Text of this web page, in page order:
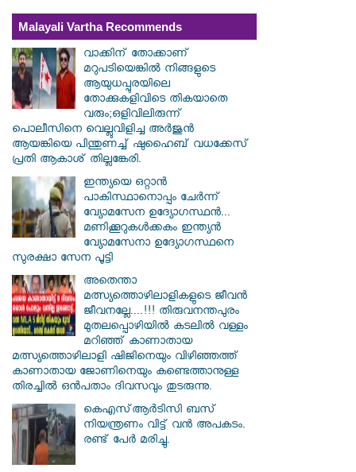
Malayali Vartha Recommends
വാക്കിന് തോക്കാണ്
മറുപടിയെങ്കിൽ നിങ്ങളുടെ
ആയുധപ്പുരയിലെ
തോക്കുകളിവിടെ തികയാതെ
വരും;ഒളിവിലിരുന്ന്
പൊലീസിനെ വെല്ലുവിളിച്ച അർജുൻ
ആയങ്കിയെ പിന്തുണച്ച് ഷുഹൈബ് വധക്കേസ്
പ്രതി ആകാശ് തില്ലങ്കേരി.
ഇന്ത്യയെ ഒറ്റാൻ
പാകിസ്ഥാനൊപ്പം ചേർന്ന്
വ്യോമസേന ഉദ്യോ​ഗസ്ഥൻ...
മണിക്കൂറുകൾക്കകം ഇന്ത്യൻ
വ്യോമസേനാ ഉദ്യോഗസ്ഥനെ
സുരക്ഷാ സേന പൂട്ടി
അതെന്താ
മത്സ്യത്തൊഴിലാളികളുടെ ജീവൻ
ജീവനല്ലേ....!!! തിരുവനന്തപുരം
മുതലപ്പൊഴിയില്‍ കടലില്‍ വള്ളം
മറിഞ്ഞ് കാണാതായ
മത്സ്യത്തൊഴിലാളി ഷിജിനെയും വിഴിഞ്ഞത്ത്
കാണാതായ ജോണിനെയും കണ്ടെത്താനുള്ള
തിരച്ചില്‍ ഒന്‍പതാം ദിവസവും തുടരുന്നു.
കെഎസ്ആര്‍ടിസി ബസ്
നിയന്ത്രണം വിട്ട് വൻ അപകടം.
രണ്ട് പേർ മരിച്ചു.